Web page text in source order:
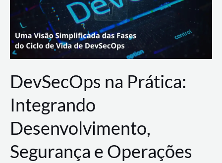
DevSecOps na Prática:
Integrando
Desenvolvimento,
Segurança e Operações